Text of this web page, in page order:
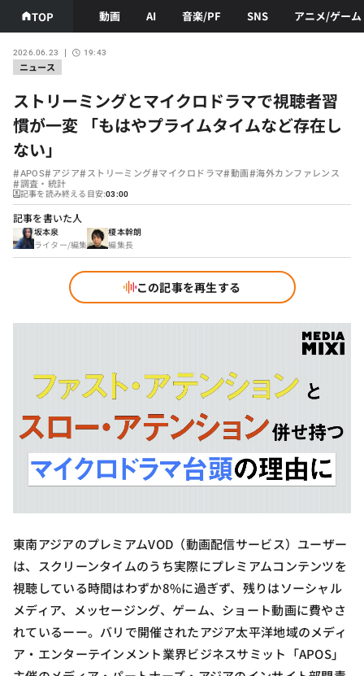
TOP 動画 AI 音楽/PF SNS アニメ/ゲーム
ニュース
2026.06.23 19:43
ストリーミングとマイクロドラマで視聴者習
慣が一変 「もはやプライムタイムなど存在し
ない」
#APOS#アジア#ストリーミング#マイクロドラマ#動画#海外カンファレンス
#調査・統計
記事を読み終える目安:03:00
記事を書いた人
坂本泉
ライター/編集
榎本幹朗
編集長
この記事を再生する
東南アジアのプレミアムVOD（動画配信サービス）ユーザー
は、スクリーンタイムのうち実際にプレミアムコンテンツを
視聴している時間はわずか8%に過ぎず、残りはソーシャル
メディア、メッセージング、ゲーム、ショート動画に費やさ
れているーー。バリで開催されたアジア太平洋地域のメディ
ア・エンターテインメント業界ビジネスサミット「APOS」